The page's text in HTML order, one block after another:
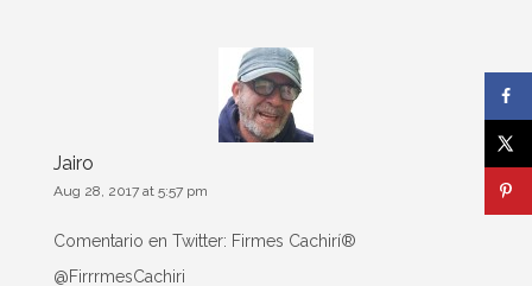
Jairo
Aug 28, 2017 at 5:57 pm
Comentario en Twitter: Firmes Cachirí®‏
@FirrrmesCachiri